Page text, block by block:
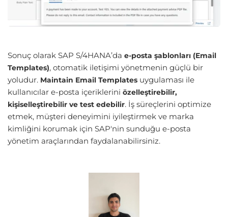
Sonuç olarak SAP S/4HANA’da e-posta şablonları (Email
Templates), otomatik iletişimi yönetmenin güçlü bir
yoludur. Maintain Email Templates uygulaması ile
kullanıcılar e-posta içeriklerini özelleştirebilir,
kişiselleştirebilir ve test edebilir. İş süreçlerini optimize
etmek, müşteri deneyimini iyileştirmek ve marka
kimliğini korumak için SAP'nin sunduğu e-posta
yönetim araçlarından faydalanabilirsiniz.